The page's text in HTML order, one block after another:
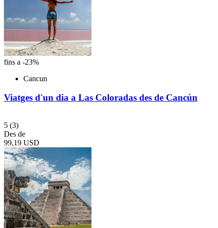
fins a -23%
Cancun
Viatges d'un dia a Las Coloradas des de Cancún
5 (3)
Des de
99,19 USD